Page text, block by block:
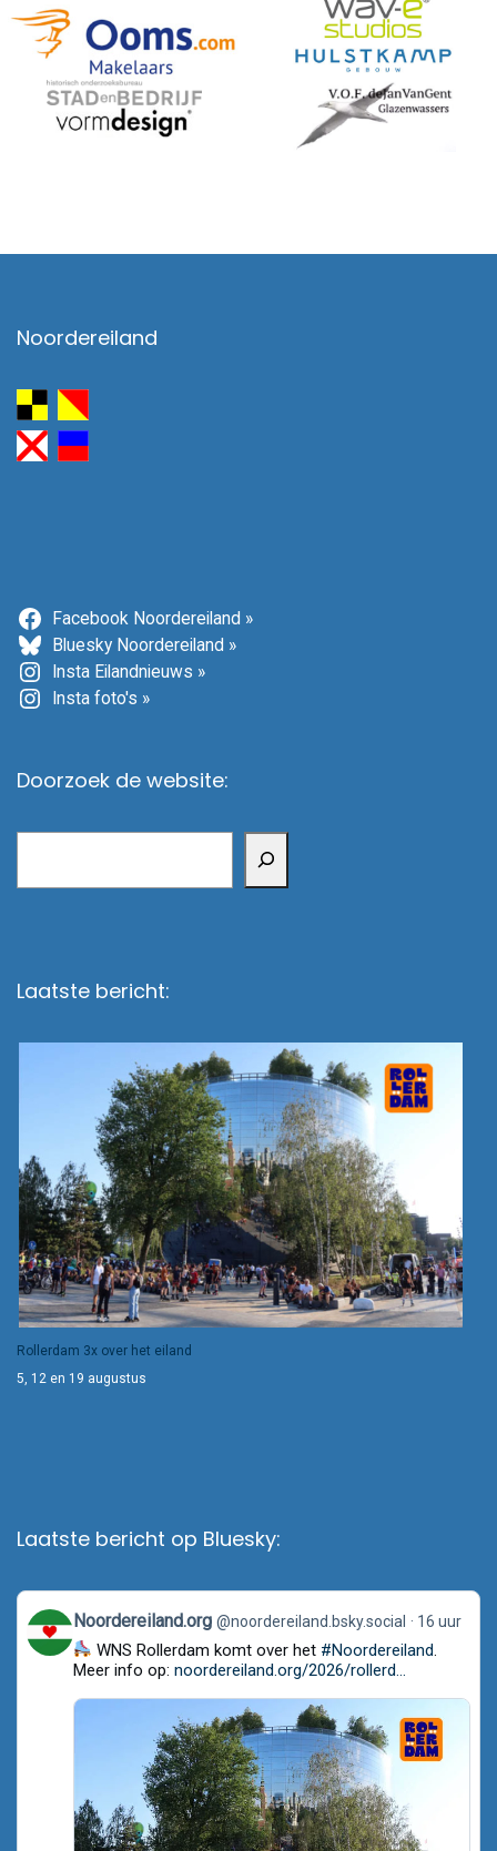
Noordereiland
Facebook Noordereiland »
Bluesky Noordereiland »
Insta Eilandnieuws »
Insta foto's »
Doorzoek de website:
Laatste bericht:
Rollerdam 3x over het eiland
5, 12 en 19 augustus
Laatste bericht op Bluesky:
View
post
by
Noordereiland.org
Noordereiland.org @noordereiland.bsky.social 16 uur
WNS Rollerdam komt over het #Noordereiland
Meer info op: noordereiland.org/2026/rollerd...